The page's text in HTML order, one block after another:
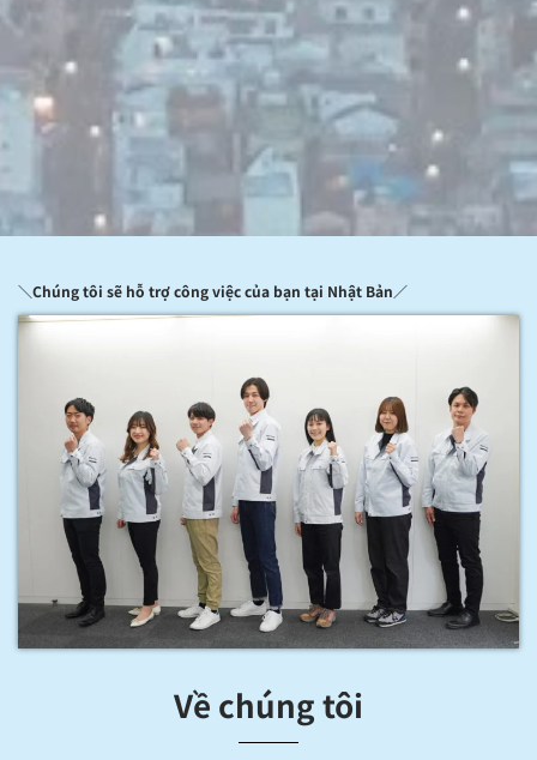
＼Chúng tôi sẽ hỗ trợ công việc của bạn tại Nhật Bản／
Về chúng tôi